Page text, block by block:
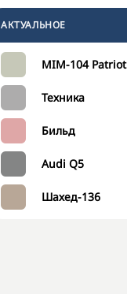
АКТУАЛЬНОЕ
MIM-104 Patriot
Техника
Бильд
Audi Q5
Шахед-136